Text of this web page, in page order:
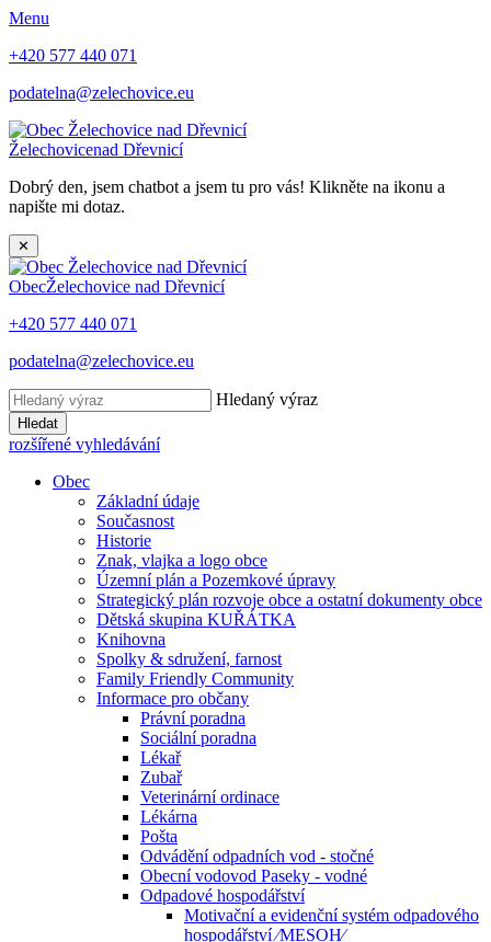
Menu
+420 577 440 071
podatelna@zelechovice.eu
Želechovicenad Dřevnicí
Dobrý den, jsem chatbot a jsem tu pro vás! Klikněte na ikonu a
napište mi dotaz.
✕
ObecŽelechovice nad Dřevnicí
+420 577 440 071
podatelna@zelechovice.eu
Hledaný výraz
Hledat
rozšířené vyhledávání
Obec
Základní údaje
Současnost
Historie
Znak, vlajka a logo obce
Územní plán a Pozemkové úpravy
Strategický plán rozvoje obce a ostatní dokumenty obce
Dětská skupina KUŘÁTKA
Knihovna
Spolky & sdružení, farnost
Family Friendly Community
Informace pro občany
Právní poradna
Sociální poradna
Lékař
Zubař
Veterinární ordinace
Lékárna
Pošta
Odvádění odpadních vod - stočné
Obecní vodovod Paseky - vodné
Odpadové hospodářství
Motivační a evidenční systém odpadového
hospodářství ⁄MESOH⁄